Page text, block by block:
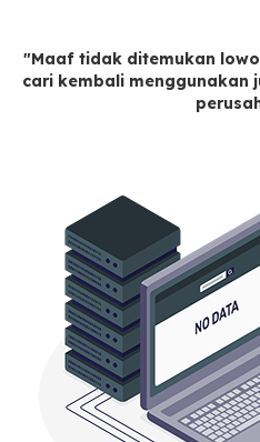
"Maaf tidak ditemukan
cari kembali menggunakan